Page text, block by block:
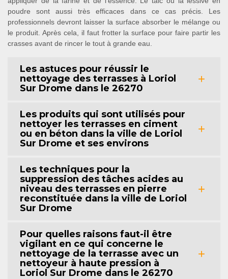
poudre sont aussi très efficaces dans ce cas précis. Les
professionnels devront laisser la surface absorber le mélange ou
le produit. Après cela, il faut frotter la surface pour faire partir les
crasses avant de rincer le tout à grande eau.
Les astuces pour réussir le
nettoyage des terrasses à Loriol
Sur Drome dans le 26270
Les produits qui sont utilisés pour
nettoyer les terrasses en ciment
ou en béton dans la ville de Loriol
Sur Drome et ses environs
Les techniques pour la
suppression des tâches acides au
niveau des terrasses en pierre
reconstituée dans la ville de Loriol
Sur Drome
Pour quelles raisons faut-il être
vigilant en ce qui concerne le
nettoyage de la terrasse avec un
nettoyeur à haute pression à
Loriol Sur Drome dans le 26270